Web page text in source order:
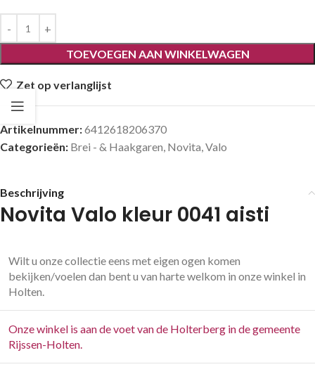
TOEVOEGEN AAN WINKELWAGEN
Zet op verlanglijst
Artikelnummer:6412618206370
Categorieën: Brei - & Haakgaren, Novita,Valo
Beschrijving
Novita Valo kleur 0041 aisti
Wilt u onze collectie eens met eigen ogen komen
bekijken/voelen dan bent u van harte welkom in onze winkel in
Holten.
Onze winkel is aan de voet van de Holterberg in de gemeente
Rijssen-Holten.